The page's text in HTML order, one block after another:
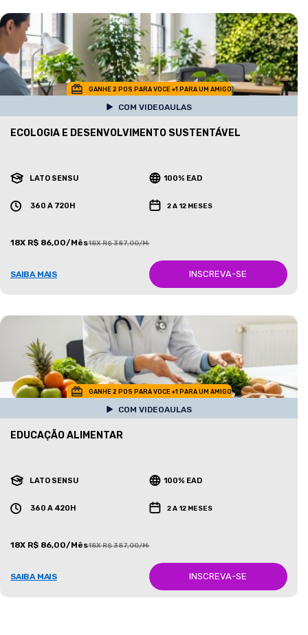
GANHE 2 POS PARA VOCE +1 PARA UM AMIGO
COM VIDEOAULAS
ECOLOGIA E DESENVOLVIMENTO SUSTENTÁVEL
LATO SENSU 100% EAD
360 A 720H 2 A 12 MESES
18X R$ 86,00/Mês18X R$ 387,00/Mês
SAIBA MAIS INSCREVA-SE
GANHE 2 POS PARA VOCE +1 PARA UM AMIGO
COM VIDEOAULAS
EDUCAÇÃO ALIMENTAR
LATO SENSU 100% EAD
360 A 420H 2 A 12 MESES
18X R$ 86,00/Mês18X R$ 387,00/Mês
SAIBA MAIS INSCREVA-SE